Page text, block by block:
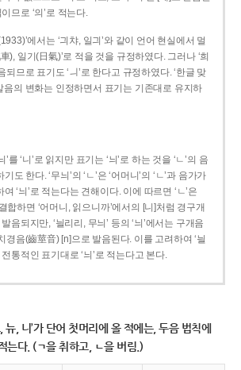
므로 ‘의’로 적는다.
에서는 ‘긔챠, 일긔’와 같이 언어 현실에서 멀
), 일기(日氣)’로 적을 것을 규정하였다. 그러나 ‘희
되므로 표기도 ‘ㅢ’로 한다고 규정하였다. ‘한글 맞
음의 변화는 인정하면서 표기는 기존대로 유지하
’를 ‘니’로 읽지만 표기는 ‘늬’로 하는 것을 ‘ㄴ’의 음
도 한다. ‘무늬’의 ‘ㄴ’은 ‘어머니’의 ‘ㄴ’과 음가가
‘늬’로 적는다는 견해이다. 이에 따르면 ‘ㄴ’은
합하면 ‘어머니, 읽으니까’에서의 [니]처럼 경구개
음되지만, ‘늴리리, 무늬’ 등의 ‘늬’에서는 구개음
경음(齒莖音) [n]으로 발음된다. 이를 고려하여 ‘늴
통적인 표기대로 ‘늬’로 적는다고 본다.
뉴, 니’가 단어 첫머리에 올 적에는, 두음 법칙에
는다. (ㄱ을 취하고, ㄴ을 버림.)